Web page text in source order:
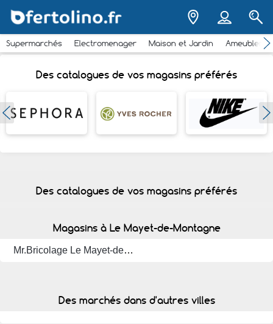
Supermarchés Electromenager Maison et Jardin
Des catalogues de vos magasins préférés
Des catalogues de vos magasins préférés
Magasins à Le Mayet-de-Montagne
Mr.Bricolage Le Mayet-de-Montagne
Des marchés dans d'autres villes